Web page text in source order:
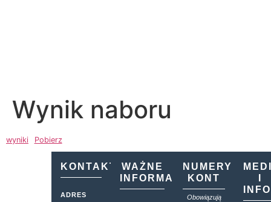
Wynik naboru
wyniki Pobierz
KONTAKT
ADRES
WAŻNE
INFORMACJE
NUMERY
KONT
Obowiązują